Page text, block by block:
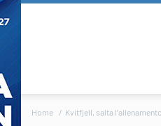
Home Kvitfjell, salta